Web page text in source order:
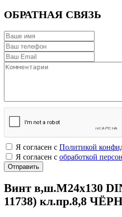
ОБРАТНАЯ СВЯЗЬ
Я согласен с Политикой
Я согласен с обработкой
Винт в,ш.М24х130
11738) кл.пр.8,8